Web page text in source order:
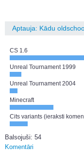
Aptauja: Kādu
CS 1.6
Unreal Tournament 1999
Unreal Tournament 2004
Minecraft
Cits variants (ieraksti
Balsojuši: 54
Komentāri